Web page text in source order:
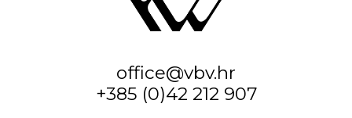
office@vbv.hr
+385 (0)42 212 907